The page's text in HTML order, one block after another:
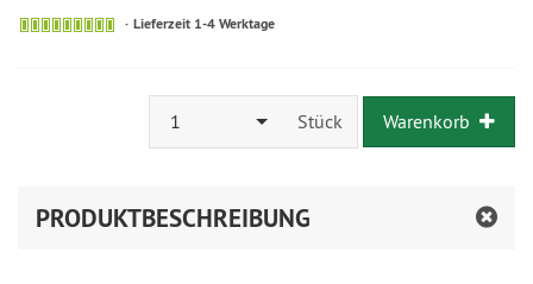
Lieferzeit 1-4 Werktage
1 Stück Warenkorb
PRODUKTBESCHREIBUNG